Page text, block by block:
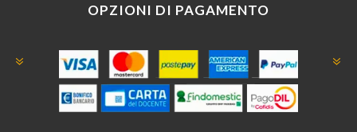
OPZIONI DI PAGAMENTO